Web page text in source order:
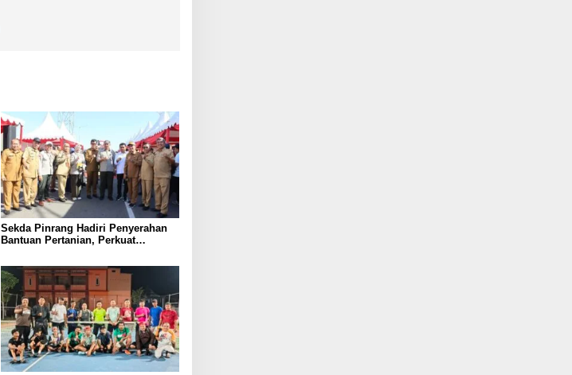
Sekda Pinrang Hadiri Penyerahan
Bantuan Pertanian, Perkuat
Pangan